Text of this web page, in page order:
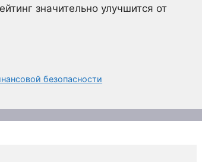
значительно улучшится от
безопасности